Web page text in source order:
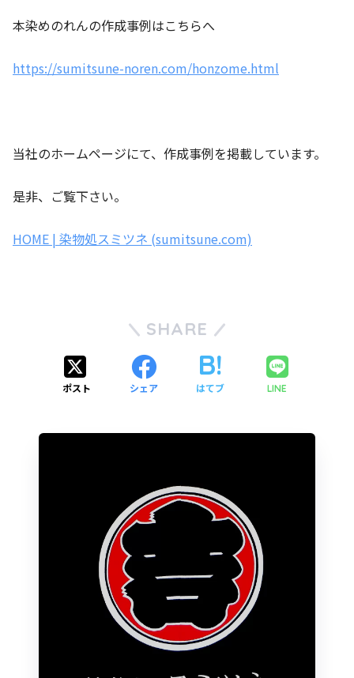
本染めのれんの作成事例はこちらへ
https://sumitsune-noren.com/honzome.html
当社のホームページにて、作成事例を掲載しています。
是非、ご覧下さい。
HOME | 染物処スミツネ (sumitsune.com)
SHARE
ポスト シェア はてブ LINE